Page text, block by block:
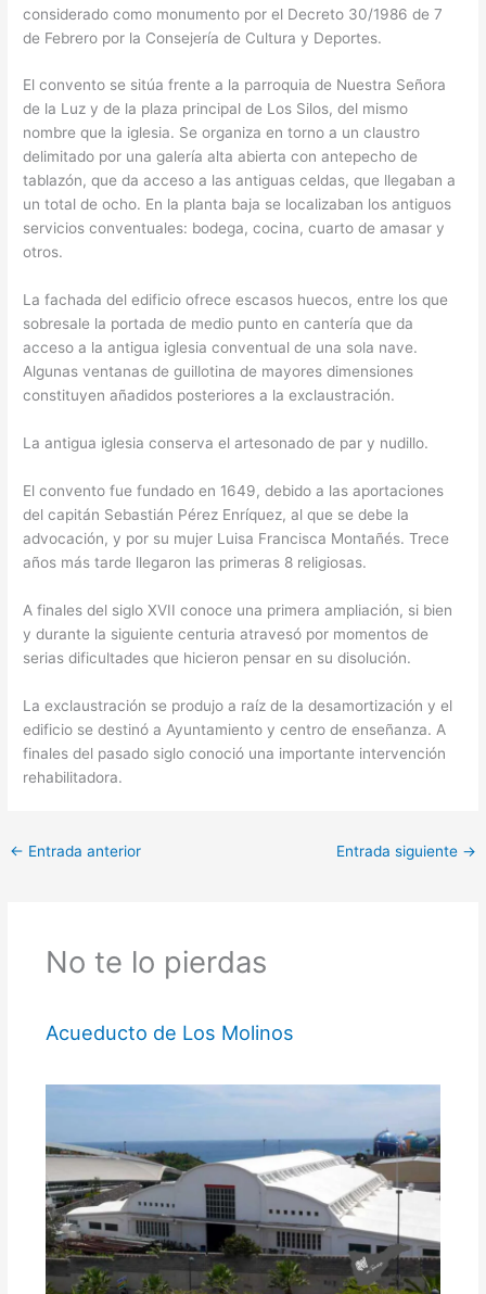
considerado como monumento por el Decreto 30/1986 de 7
de Febrero por la Consejería de Cultura y Deportes.
El convento se sitúa frente a la parroquia de Nuestra Señora
de la Luz y de la plaza principal de Los Silos, del mismo
nombre que la iglesia. Se organiza en torno a un claustro
delimitado por una galería alta abierta con antepecho de
tablazón, que da acceso a las antiguas celdas, que llegaban a
un total de ocho. En la planta baja se localizaban los antiguos
servicios conventuales: bodega, cocina, cuarto de amasar y
otros.
La fachada del edificio ofrece escasos huecos, entre los que
sobresale la portada de medio punto en cantería que da
acceso a la antigua iglesia conventual de una sola nave.
Algunas ventanas de guillotina de mayores dimensiones
constituyen añadidos posteriores a la exclaustración.
La antigua iglesia conserva el artesonado de par y nudillo.
El convento fue fundado en 1649, debido a las aportaciones
del capitán Sebastián Pérez Enríquez, al que se debe la
advocación, y por su mujer Luisa Francisca Montañés. Trece
años más tarde llegaron las primeras 8 religiosas.
A finales del siglo XVII conoce una primera ampliación, si bien
y durante la siguiente centuria atravesó por momentos de
serias dificultades que hicieron pensar en su disolución.
La exclaustración se produjo a raíz de la desamortización y el
edificio se destinó a Ayuntamiento y centro de enseñanza. A
finales del pasado siglo conoció una importante intervención
rehabilitadora.
← Entrada anterior Entrada siguiente →
No te lo pierdas
Acueducto de Los Molinos